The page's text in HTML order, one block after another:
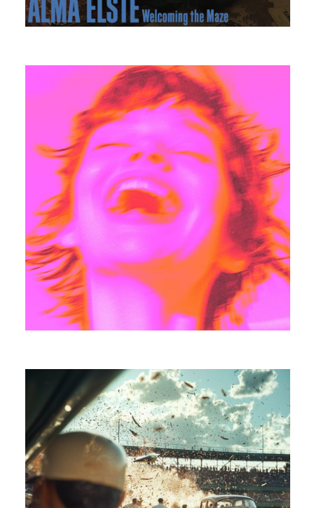
ALMA ELSTE
DUMBLE FACE FEAT. ALL MY
COUSINS
MANGABEY
LET’S HAVE DINNER